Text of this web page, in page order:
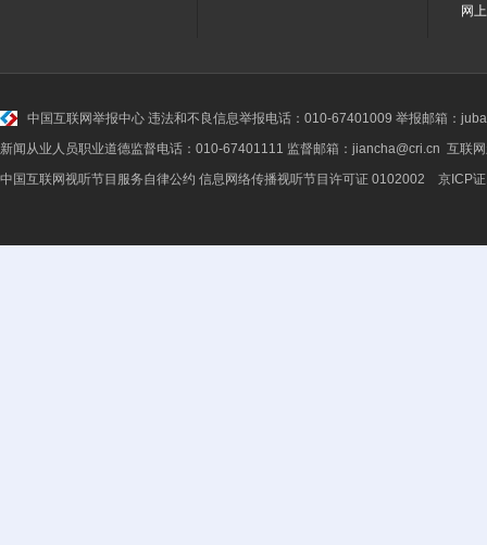
网
中国互联网举报中心 违法和不良信息举报电话：010-67401009 举报邮箱：
新闻从业人员职业道德监督电话：010-67401111 监督邮箱：jiancha@cri.cn 互联
中国互联网视听节目服务自律公约 信息网络传播视听节目许可证 0102002 京ICP